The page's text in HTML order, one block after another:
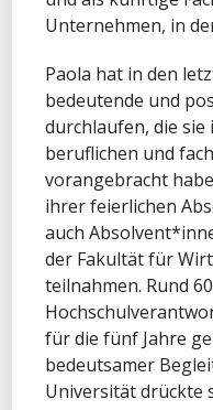
Unternehmen, in
Paola hat in den
bedeutende und
durchlaufen, die
beruflichen und
vorangebracht
ihrer feierlichen
auch Absolvent*
der Fakultät für
teilnahmen. Rund
für die fünf Jahre
bedeutsamer
Universität drückte